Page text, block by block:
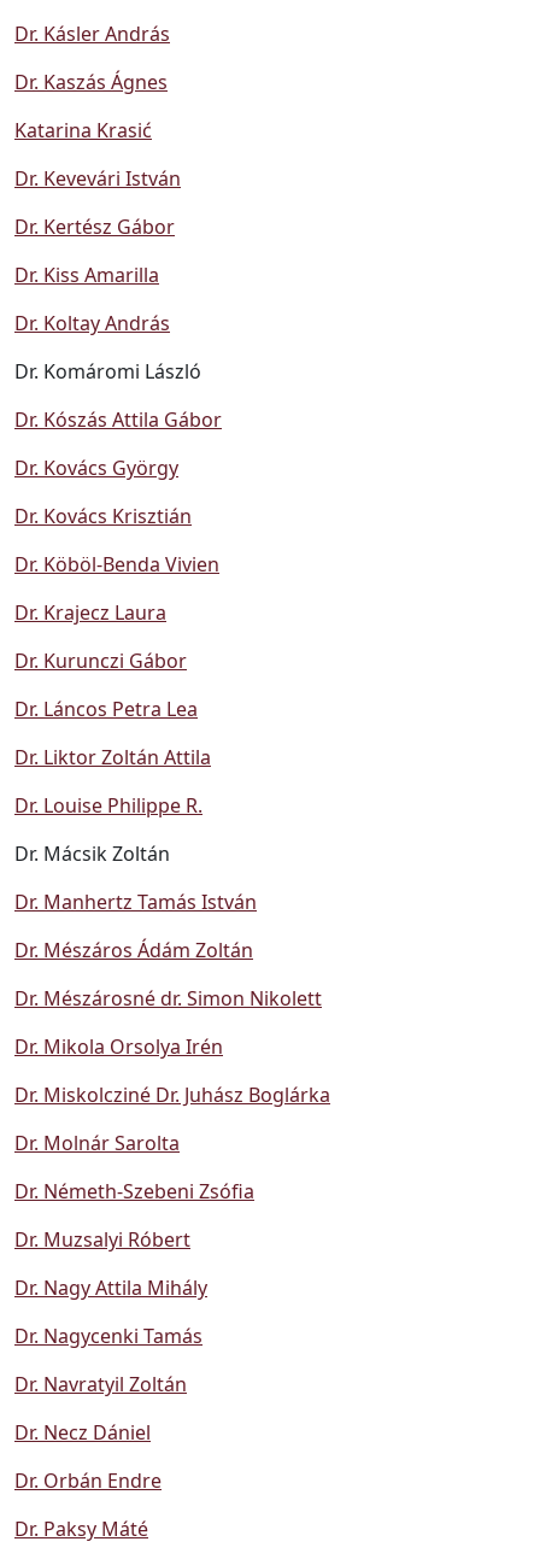
Dr. Kásler András
Dr. Kaszás Ágnes
Katarina Krasić
Dr. Kevevári István
Dr. Kertész Gábor
Dr. Kiss Amarilla
Dr. Koltay András
Dr. Komáromi László
Dr. Kószás Attila Gábor
Dr. Kovács György
Dr. Kovács Krisztián
Dr. Köböl-Benda Vivien
Dr. Krajecz Laura
Dr. Kurunczi Gábor
Dr. Láncos Petra Lea
Dr. Liktor Zoltán Attila
Dr. Louise Philippe R.
Dr. Mácsik Zoltán
Dr. Manhertz Tamás István
Dr. Mészáros Ádám Zoltán
Dr. Mészárosné dr. Simon Nikolett
Dr. Mikola Orsolya Irén
Dr. Miskolcziné Dr. Juhász Boglárka
Dr. Molnár Sarolta
Dr. Németh-Szebeni Zsófia
Dr. Muzsalyi Róbert
Dr. Nagy Attila Mihály
Dr. Nagycenki Tamás
Dr. Navratyil Zoltán
Dr. Necz Dániel
Dr. Orbán Endre
Dr. Paksy Máté